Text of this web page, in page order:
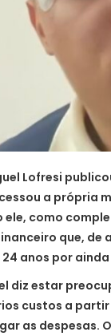
Lofresi
a própria
ele, como
que,
anos por
diz estar
custos a
as despesas.